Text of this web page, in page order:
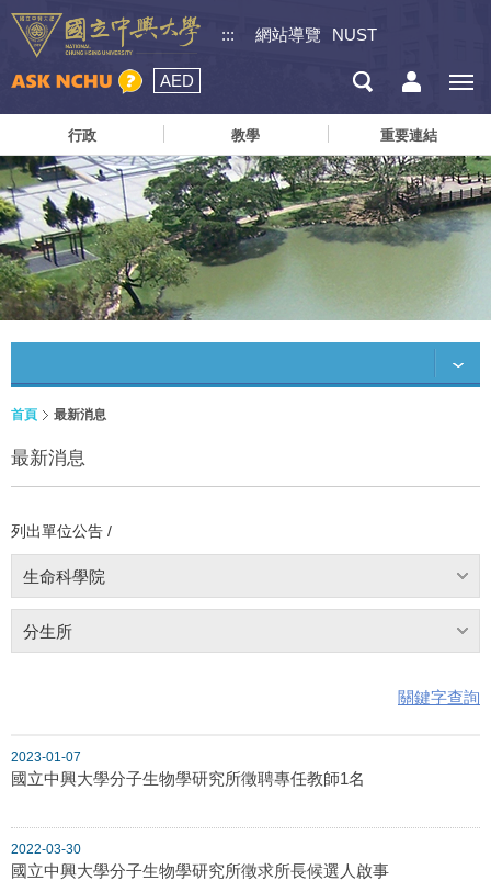
::: 網站導覽 NUST
AED
行政 教學 重要連結
首頁 最新消息
最新消息
列出單位公告 /
生命科學院
分生所
關鍵字查詢
2023-01-07
國立中興大學分子生物學研究所徵聘專任教師1名
2022-03-30
國立中興大學分子生物學研究所徵求所長候選人啟事